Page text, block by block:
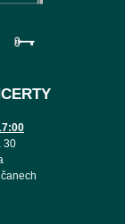
30